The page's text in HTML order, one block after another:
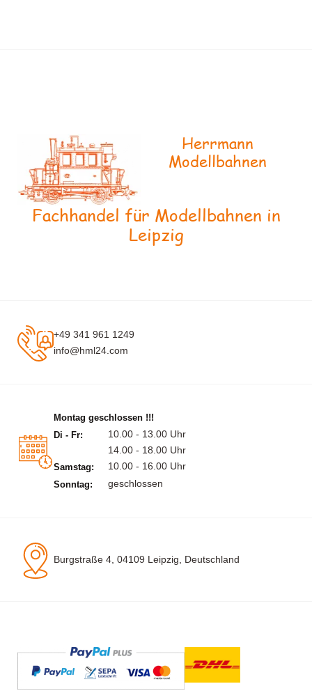
Herrmann
Modellbahnen
Fachhandel für Modellbahnen in
Leipzig
+49 341 961 1249
info@hml24.com
Montag geschlossen !!!
Di - Fr:
10.00 - 13.00 Uhr
14.00 - 18.00 Uhr
Samstag: 10.00 - 16.00 Uhr
Sonntag: geschlossen
Burgstraße 4, 04109 Leipzig, Deutschland